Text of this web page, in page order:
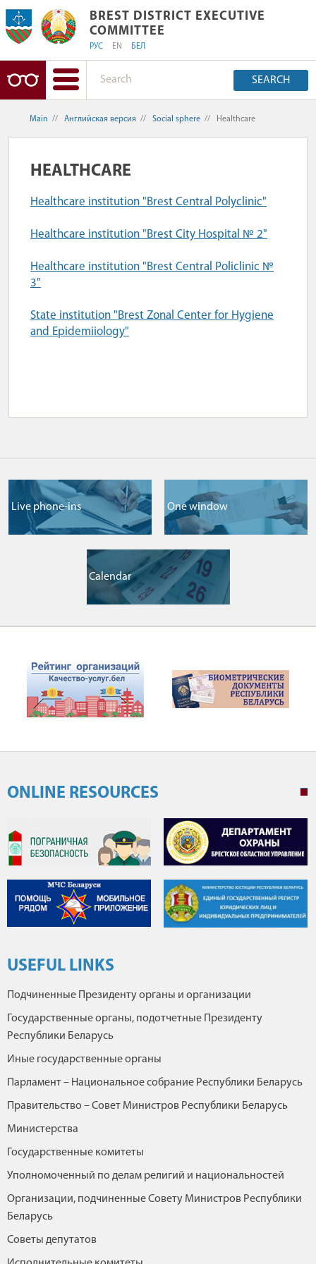
BREST DISTRICT EXECUTIVE
BREST DISTRICT EXECUTIVE
COMMITTEE
РУС EN БЕЛ
SEARCH
Main // Английская версия // Social sphere // Healthcare
HEALTHCARE
Healthcare institution "Brest Central Polyclinic"
Healthcare institution "Brest City Hospital № 2"
Healthcare institution "Brest Central Policlinic №
3"
State institution "Brest Zonal Center for Hygiene
and Epidemiiology"
Live phone-ins One window
Сalendar
ONLINE RESOURCES
USEFUL LINKS
Подчиненные Президенту органы и организации
Государственные органы, подотчетные Президенту
Республики Беларусь
Иные государственные органы
Парламент – Национальное собрание Республики Беларусь
Правительство – Совет Министров Республики Беларусь
Министерства
Государственные комитеты
Уполномоченный по делам религий и национальностей
Организации, подчиненные Совету Министров Республики
Беларусь
Советы депутатов